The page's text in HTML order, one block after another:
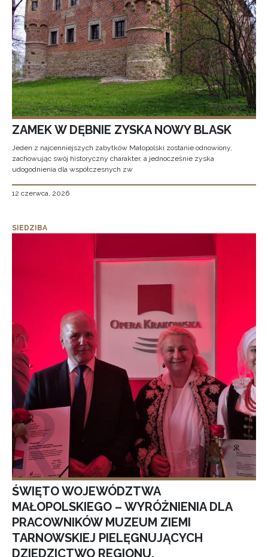
ZAMEK W DĘBNIE ZYSKA NOWY BLASK
Jeden z najcenniejszych zabytków Małopolski zostanie odnowiony,
zachowując swój historyczny charakter, a jednocześnie zyska
udogodnienia dla współczesnych zw
12 czerwca, 2026
SIEDZIBA
ŚWIĘTO WOJEWÓDZTWA
MAŁOPOLSKIEGO – WYRÓŻNIENIA DLA
PRACOWNIKÓW MUZEUM ZIEMI
TARNOWSKIEJ PIELĘGNUJĄCYCH
DZIEDZICTWO REGIONU.